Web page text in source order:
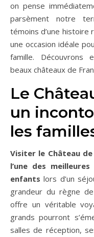
on pense
parsèment notre
témoins d’une
une occasion idéale
famille. Découvrons
beaux châteaux de
Le
un
les
Visiter le Château
l’une des
enfantslors d’un
grandeur du règne
offre un véritable
grands pourront
salles de réception,